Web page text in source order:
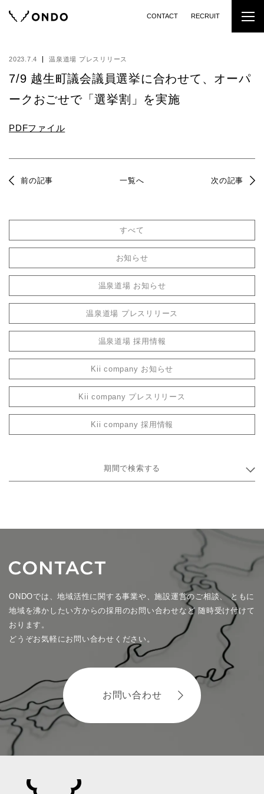
CONTACT RECRUIT
2023.7.4 温泉道場 プレスリリース
7/9 越生町議会議員選挙に合わせて、オーパ
ークおごせで「選挙割」を実施
PDFファイル
前の記事 一覧へ 次の記事
すべて
お知らせ
温泉道場 お知らせ
温泉道場 プレスリリース
温泉道場 採用情報
Kii company お知らせ
Kii company プレスリリース
Kii company 採用情報
期間で検索する
ONDOでは、地域活性に関する事業や、施設運営のご相談、ともに
地域を沸かしたい方からの採用のお問い合わせなど 随時受け付けて
おります。
どうぞお気軽にお問い合わせください。
お問い合わせ